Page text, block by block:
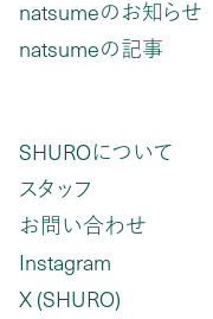
natsumeのお知らせ
natsumeの記事
SHUROについて
スタッフ
お問い合わせ
Instagram
X (SHURO)